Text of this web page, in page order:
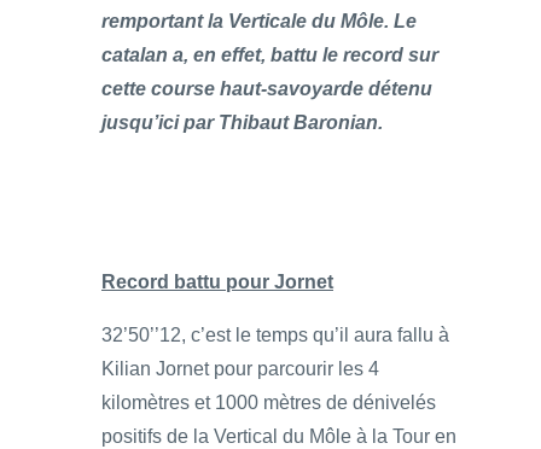
remportant la Verticale du Môle. Le
catalan a, en effet, battu le record sur
cette course haut-savoyarde détenu
jusqu’ici par Thibaut Baronian.
Record battu pour Jornet
32’50’’12, c’est le temps qu’il aura fallu à
Kilian Jornet pour parcourir les 4
kilomètres et 1000 mètres de dénivelés
positifs de la Vertical du Môle à la Tour en